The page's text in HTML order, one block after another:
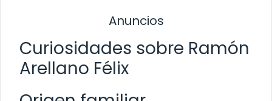
Anuncios
Curiosidades sobre Ramón
Arellano Félix